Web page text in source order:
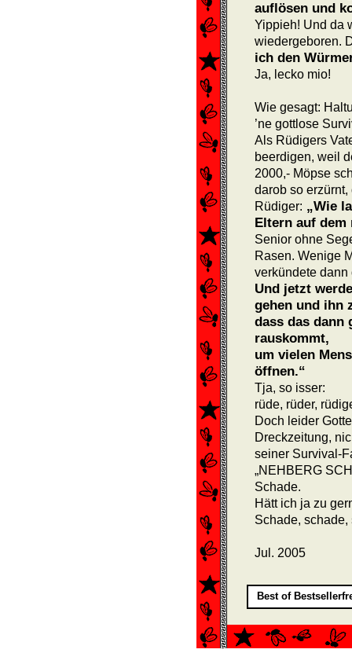
auflösen und
Yippieh! Und da
wiedergeboren.
ich den
Ja, lecko mio!
Wie gesagt:
’ne gottlose
Als Rüdigers
beerdigen, weil
2000,- Möpse
darob so
Rüdiger: „Wie
Eltern auf dem
Senior ohne
Rasen. Wenige
verkündete dann
Und jetzt
gehen und ihn
dass das dann
rauskommt,
um vielen
öffnen.“
Tja, so isser:
rüde, rüder,
Doch leider
Dreckzeitung,
seiner Survival-
„NEHBERG
Schade.
Hätt ich ja zu
Schade, schade,
Jul. 2005
Best of